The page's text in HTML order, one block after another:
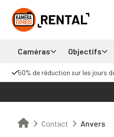
Caméras Objectifs
50% de réduction sur les jours
Contact Anvers